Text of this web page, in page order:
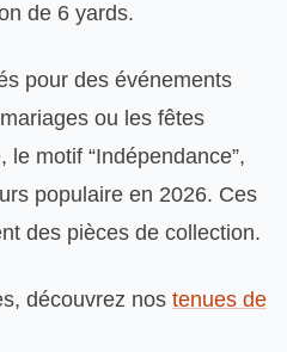
de 6 yards.
pour des événements
ou les fêtes
motif “Indépendance”,
populaire en 2026. Ces
des pièces de collection.
découvrez nos tenues de